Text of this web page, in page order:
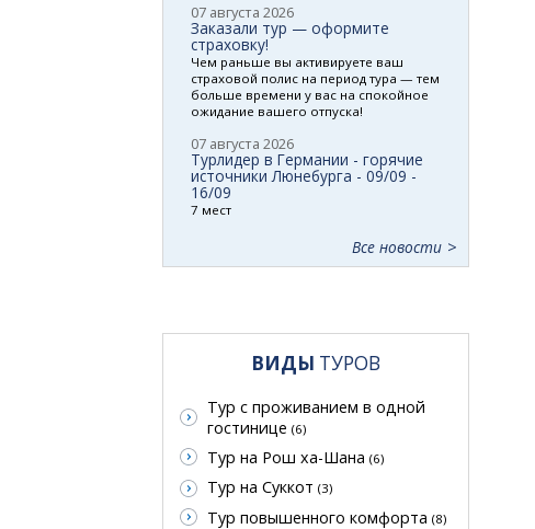
07 августа 2026
Заказали тур — оформите
страховку!
Чем раньше вы активируете ваш
страховой полис на период тура — тем
больше времени у вас на спокойное
ожидание вашего отпуска!
07 августа 2026
Турлидер в Германии - горячие
источники Люнебурга - 09/09 -
16/09
7 мест
Все новости
ВИДЫ ТУРОВ
Тур с проживанием в одной
гостинице (6)
Тур на Рош ха-Шана (6)
Тур на Суккот (3)
Тур повышенного комфорта (8)